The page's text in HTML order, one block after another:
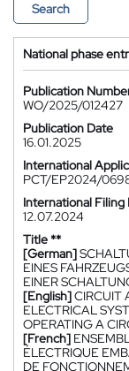
Search
National phase
Publication
WO/2025/012427
Publication Date
16.01.2025
International
PCT/EP2024/
International Filing
12.07.2024
Title **
[German]
EINES
EINER
[English]CIRCUIT
ELECTRICAL
OPERATING A
[French]
ÉLECTRIQUE
DE